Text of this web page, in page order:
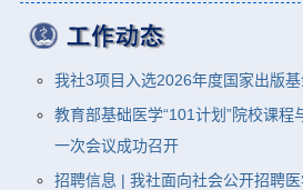
我社3项目入选2026年度国家出版
教育部基础医学“101计划”院校课
一次会议成功召开
招聘信息 | 我社面向社会公开招聘